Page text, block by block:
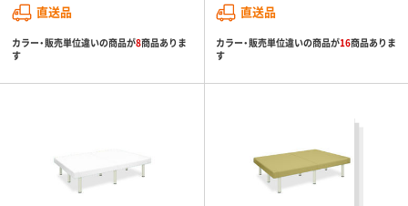
直送品
カラー・販売単位違いの商品が8商品ありま
す
直送品
カラー・販売単位違いの商品が16商品ありま
す